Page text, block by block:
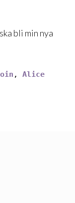
bli min nya
, Alice